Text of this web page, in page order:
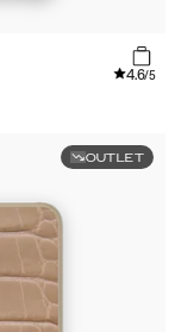
4.6/5
OUTLET